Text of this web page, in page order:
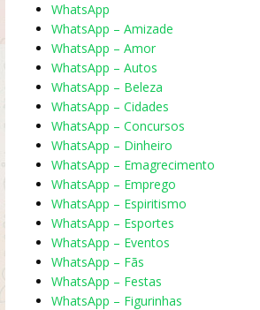
WhatsApp
WhatsApp – Amizade
WhatsApp – Amor
WhatsApp – Autos
WhatsApp – Beleza
WhatsApp – Cidades
WhatsApp – Concursos
WhatsApp – Dinheiro
WhatsApp – Emagrecimento
WhatsApp – Emprego
WhatsApp – Espiritismo
WhatsApp – Esportes
WhatsApp – Eventos
WhatsApp – Fãs
WhatsApp – Festas
WhatsApp – Figurinhas